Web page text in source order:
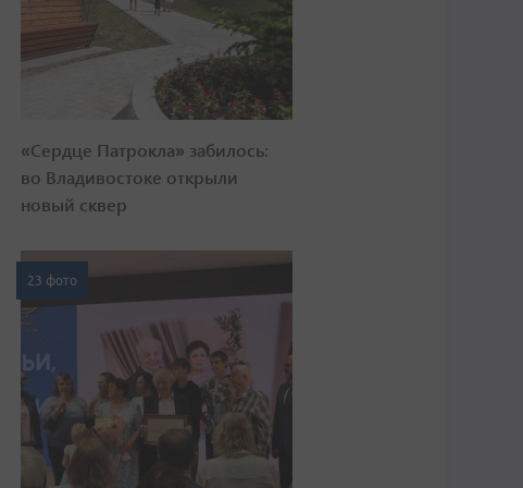
«Сердце Патрокла» забилось:
во Владивостоке открыли
новый сквер
23 фото